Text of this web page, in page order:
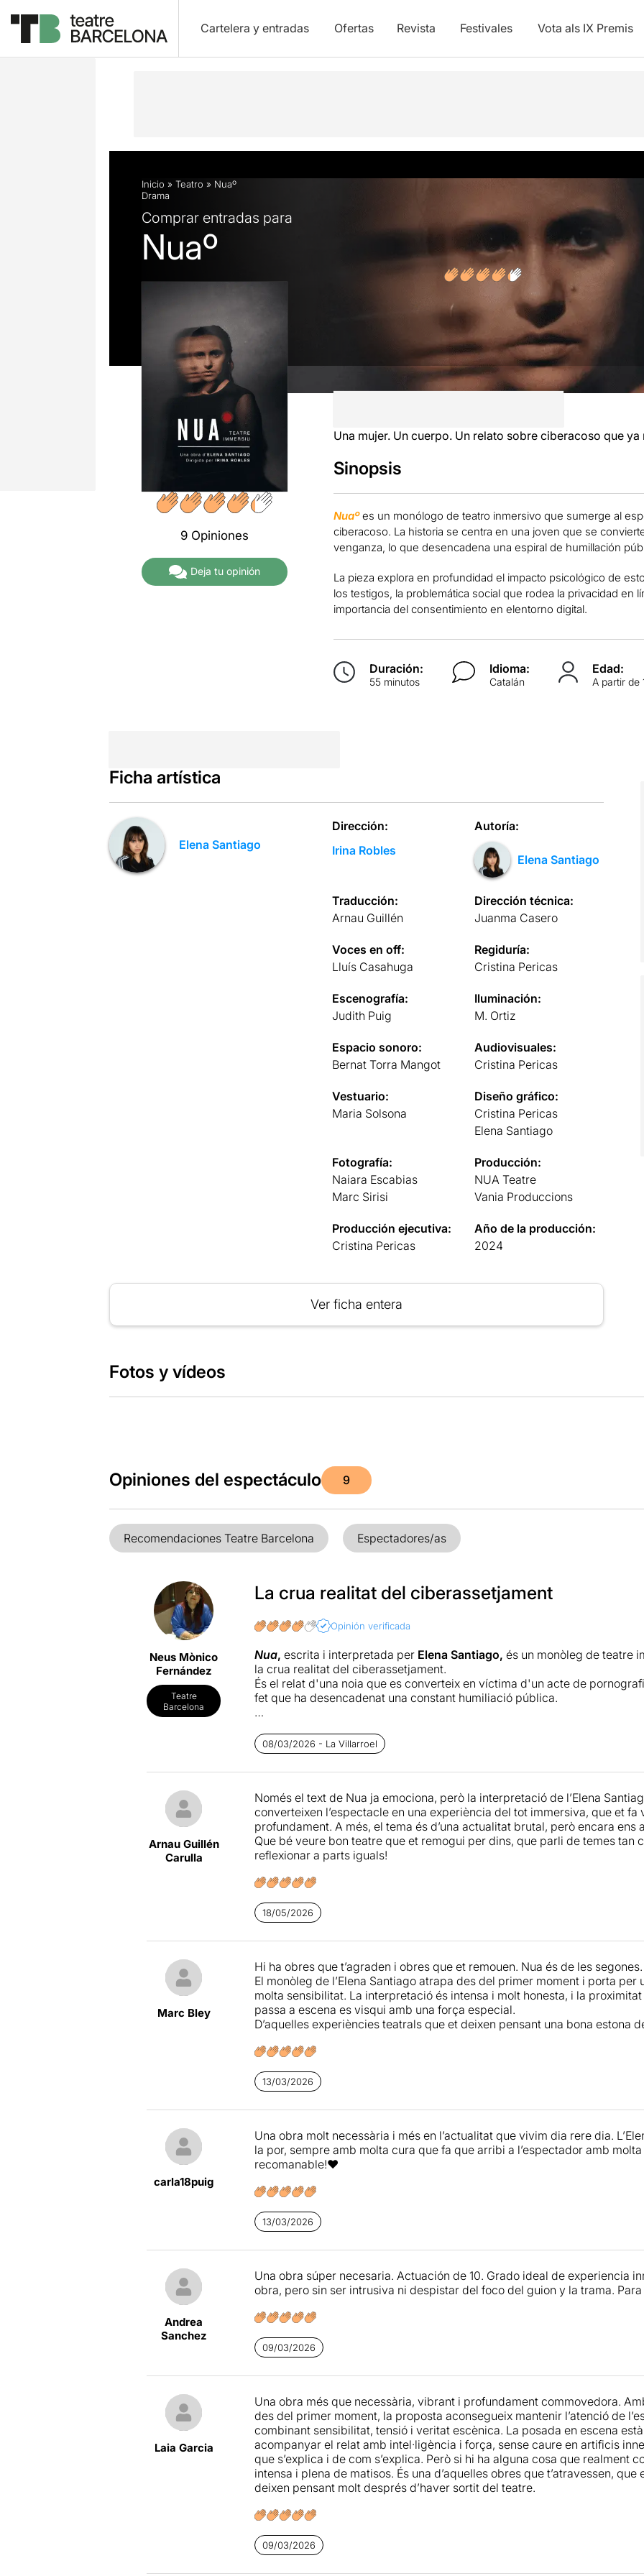
Cartelera y entradas Ofertas Revista Festivales Vota als IX Premis
Descripción Ficha artística Fotos y vídeos Opiniones
Inicio » Teatro » Nuaº
Drama
Comprar entradas para
Nuaº
9 Opiniones
Deja tu opinión
Una mujer. Un cuerpo. Un relato sobre ciberacoso que
Sinopsis
Nuaº es un monólogo de teatro inmersivo que sumerge al
ciberacoso. La historia se centra en una joven que se
venganza, lo que desencadena una espiral de humillación
La pieza explora en profundidad el impacto psicológico de
los testigos, la problemática social que rodea la privacidad en
importancia del consentimiento en elentorno digital.
Duración:
55 minutos
Idioma:
Catalán
Edad:
A partir de
Ficha artística
Elena Santiago
Dirección:
Irina Robles
Autoría:
Elena Santiago
Traducción:
Arnau Guillén
Dirección técnica:
Juanma Casero
Voces en off:
Lluís Casahuga
Regiduría:
Cristina Pericas
Escenografía:
Judith Puig
Iluminación:
M. Ortiz
Espacio sonoro:
Bernat Torra Mangot
Audiovisuales:
Cristina Pericas
Vestuario:
Maria Solsona
Diseño gráfico:
Cristina Pericas
Elena Santiago
Fotografía:
Naiara Escabias
Marc Sirisi
Producción:
NUA Teatre
Vania Produccions
Producción ejecutiva:
Cristina Pericas
Año de la producción:
2024
Ver ficha entera
Fotos y vídeos
Opiniones del espectáculo 9
Recomendaciones Teatre Barcelona Espectadores/as
Neus Mònico
Fernández
Teatre
Barcelona
La crua realitat del ciberassetjament
Opinión verificada
Nua, escrita i interpretada per Elena Santiago, és un monòleg de teatre
la crua realitat del ciberassetjament.
És el relat d'una noia que es converteix en víctima d'un acte de
fet que ha desencadenat una constant humiliació pública.
especialment entre les persones més joves.
Són la principal font de la recerca de likes, una constant comparació
d'experiències i activitats personals amb el risc de rebre tota mena de
Nuano és el relat d'un cas personal, sinó el recull d'alguns casos reals,
Julia Belmonte, el de María Herrejón o el Cas IVECO.
Aquesta peça és del tot necessària, ja que ens remou i fa reflexionar
que desencadenen les xarxes socials; de la complicitat i el silenci dels
Nuaparla de ciberassetjament, de sexpreading i de sextorsió, i també
que aquests actes desencadenen, com l'ansietat, la depressió,
ciberassetjament, amb xifres esfereïdores. Es calcula més de 300.000
Una proposta del tot necessària.
08/03/2026 - La Villarroel
Arnau Guillén
Carulla
Només el text de Nua ja emociona, però la interpretació de l’Elena
converteixen l’espectacle en una experiència del tot immersiva, que et fa
profundament. A més, el tema és d’una actualitat brutal, però encara ens
Que bé veure bon teatre que et remogui per dins, que parli de temes tan
reflexionar a parts iguals!
18/05/2026
Marc Bley
Hi ha obres que t’agraden i obres que et remouen. Nua és de les segones.
El monòleg de l’Elena Santiago atrapa des del primer moment i porta
molta sensibilitat. La interpretació és intensa i molt honesta, i la
passa a escena es visqui amb una força especial.
D’aquelles experiències teatrals que et deixen pensant una bona estona
13/03/2026
carla18puig
Una obra molt necessària i més en l’actualitat que vivim dia rere dia.
la por, sempre amb molta cura que fa que arribi a l’espectador amb
recomanable!❤️
13/03/2026
Andrea
Sanchez
Una obra súper necesaria. Actuación de 10. Grado ideal de experiencia
obra, pero sin ser intrusiva ni despistar del foco del guion y la trama. Para
09/03/2026
Laia Garcia
Una obra més que necessària, vibrant i profundament commovedora.
des del primer moment, la proposta aconsegueix mantenir l’atenció de
combinant sensibilitat, tensió i veritat escènica. La posada en escena
acompanyar el relat amb intel·ligència i força, sense caure en artificis
que s’explica i de com s’explica. Però si hi ha alguna cosa que realment
intensa i plena de matisos. És una d’aquelles obres que t’atravessen,
deixen pensant molt després d’haver sortit del teatre.
09/03/2026